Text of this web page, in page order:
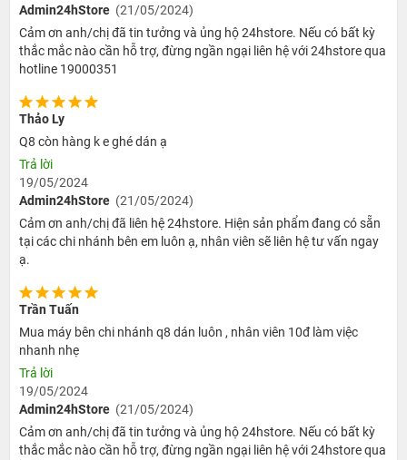
Admin24hStore (21/05/2024)
Cảm ơn anh/chị đã tin tưởng và ủng hộ 24hstore. Nếu có bất kỳ
thắc mắc nào cần hỗ trợ, đừng ngần ngại liên hệ với 24hstore qua
hotline 19000351
Thảo Ly
Q8 còn hàng k e ghé dán ạ
Trả lời
19/05/2024
Admin24hStore (21/05/2024)
Cảm ơn anh/chị đã liên hệ 24hstore. Hiện sản phẩm đang có sẵn
tại các chi nhánh bên em luôn ạ, nhân viên sẽ liên hệ tư vấn ngay
ạ.
Trần Tuấn
Mua máy bên chi nhánh q8 dán luôn , nhân viên 10đ làm việc
nhanh nhẹ
Trả lời
19/05/2024
Admin24hStore (21/05/2024)
Cảm ơn anh/chị đã tin tưởng và ủng hộ 24hstore. Nếu có bất kỳ
thắc mắc nào cần hỗ trợ, đừng ngần ngại liên hệ với 24hstore qua